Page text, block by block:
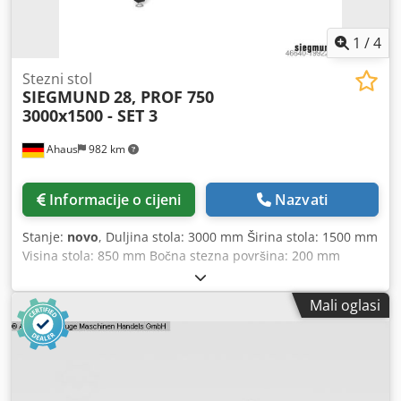
Stručni savjet - Telefonom: od 7:30 do 21:00 (pon-sub) –
paket od 8 sati vrijedi unutar 12 mjeseci. - Online: od 7:30
do 14:30 (pon-pet) – paket od 8 sati vrijedi unutar 12
mjeseci. Pristup online tečajevima učenja - LibreCad - 12-
mjesečni pristup Osim toga, dobit ćete - CAD paket za
crtanje
1 /4
Ahaus 982 km
Stezni stol
SIEGMUND28, PROF 750
3000x1500 - SET 3
Informacije o cijeni Nazvati
Stanje: novo, Duljina stola: 3000 mm Širina stola: 1500 mm
Visina stola: 850 mm Bočna stezna površina: 200 mm
(visina) Težina: 1518 kg SIEGMUND ovlašteni distributer –
svi proizvodi dostupni! Opis proizvoda: - visokokvalitetni
čelik S355J2+N s plazma nitriranjem - debljina materijala
cca 24,5 – 27 mm - promjer provrta Ø 28 mm - raster rupa
na radnoj površini 100x100 mm - zaobljeni uglovi, rubovi i
Mali oglasi